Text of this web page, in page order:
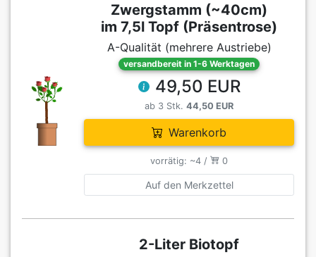
Zwergstamm (~40cm)
im 7,5l Topf (Präsentrose)
A-Qualität (mehrere Austriebe)
versandbereit in 1-6 Werktagen
49,50 EUR
ab 3 Stk. 44,50 EUR
Warenkorb
vorrätig: ~4 / 0
Auf den Merkzettel
2-Liter Biotopf